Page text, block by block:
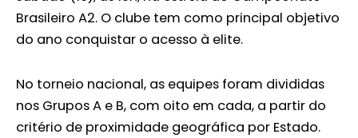
Brasileiro A2. O clube tem como principal objetivo
do ano conquistar o acesso à elite.
No torneio nacional, as equipes foram divididas
nos Grupos A e B, com oito em cada, a partir do
critério de proximidade geográfica por Estado.